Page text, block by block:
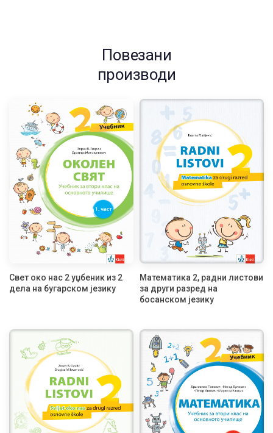
Повезани
производи
Свет око нас 2 уџбеник из 2
дела на бугарском језику
Математика 2, радни листови
за други разред на
босанском језику